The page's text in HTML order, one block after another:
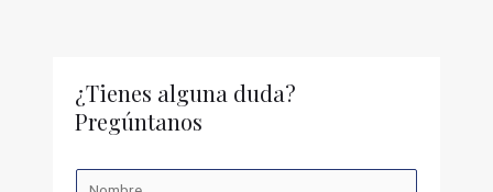
¿Tienes alguna duda?
Pregúntanos